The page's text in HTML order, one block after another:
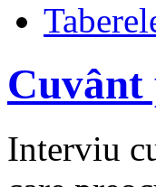
Interviu